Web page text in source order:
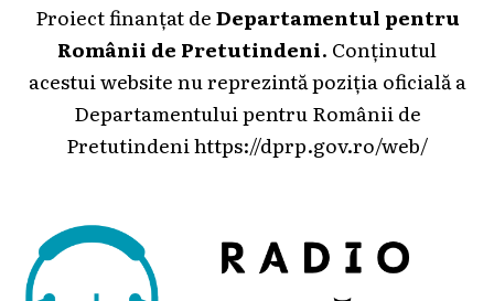
Proiect finanțat deDepartamentul pentru
Românii de Pretutindeni. Conținutul
acestui website nu reprezintă poziția oficială a
Departamentului pentru Românii de
Pretutindeni https://dprp.gov.ro/web/